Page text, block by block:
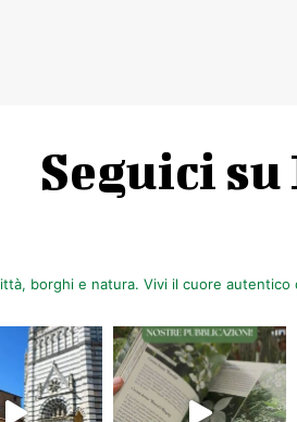
Seguici
borghi e natura. Vivi il cuore autentico